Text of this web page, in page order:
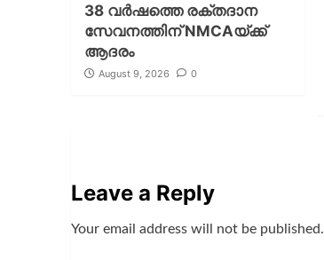
38 വർഷത്തെ രക്തദാന
സേവനത്തിന് NMCAയ്ക്ക്
ആദരം
August 9, 2026 0
Leave a Reply
Your email address will not be published.